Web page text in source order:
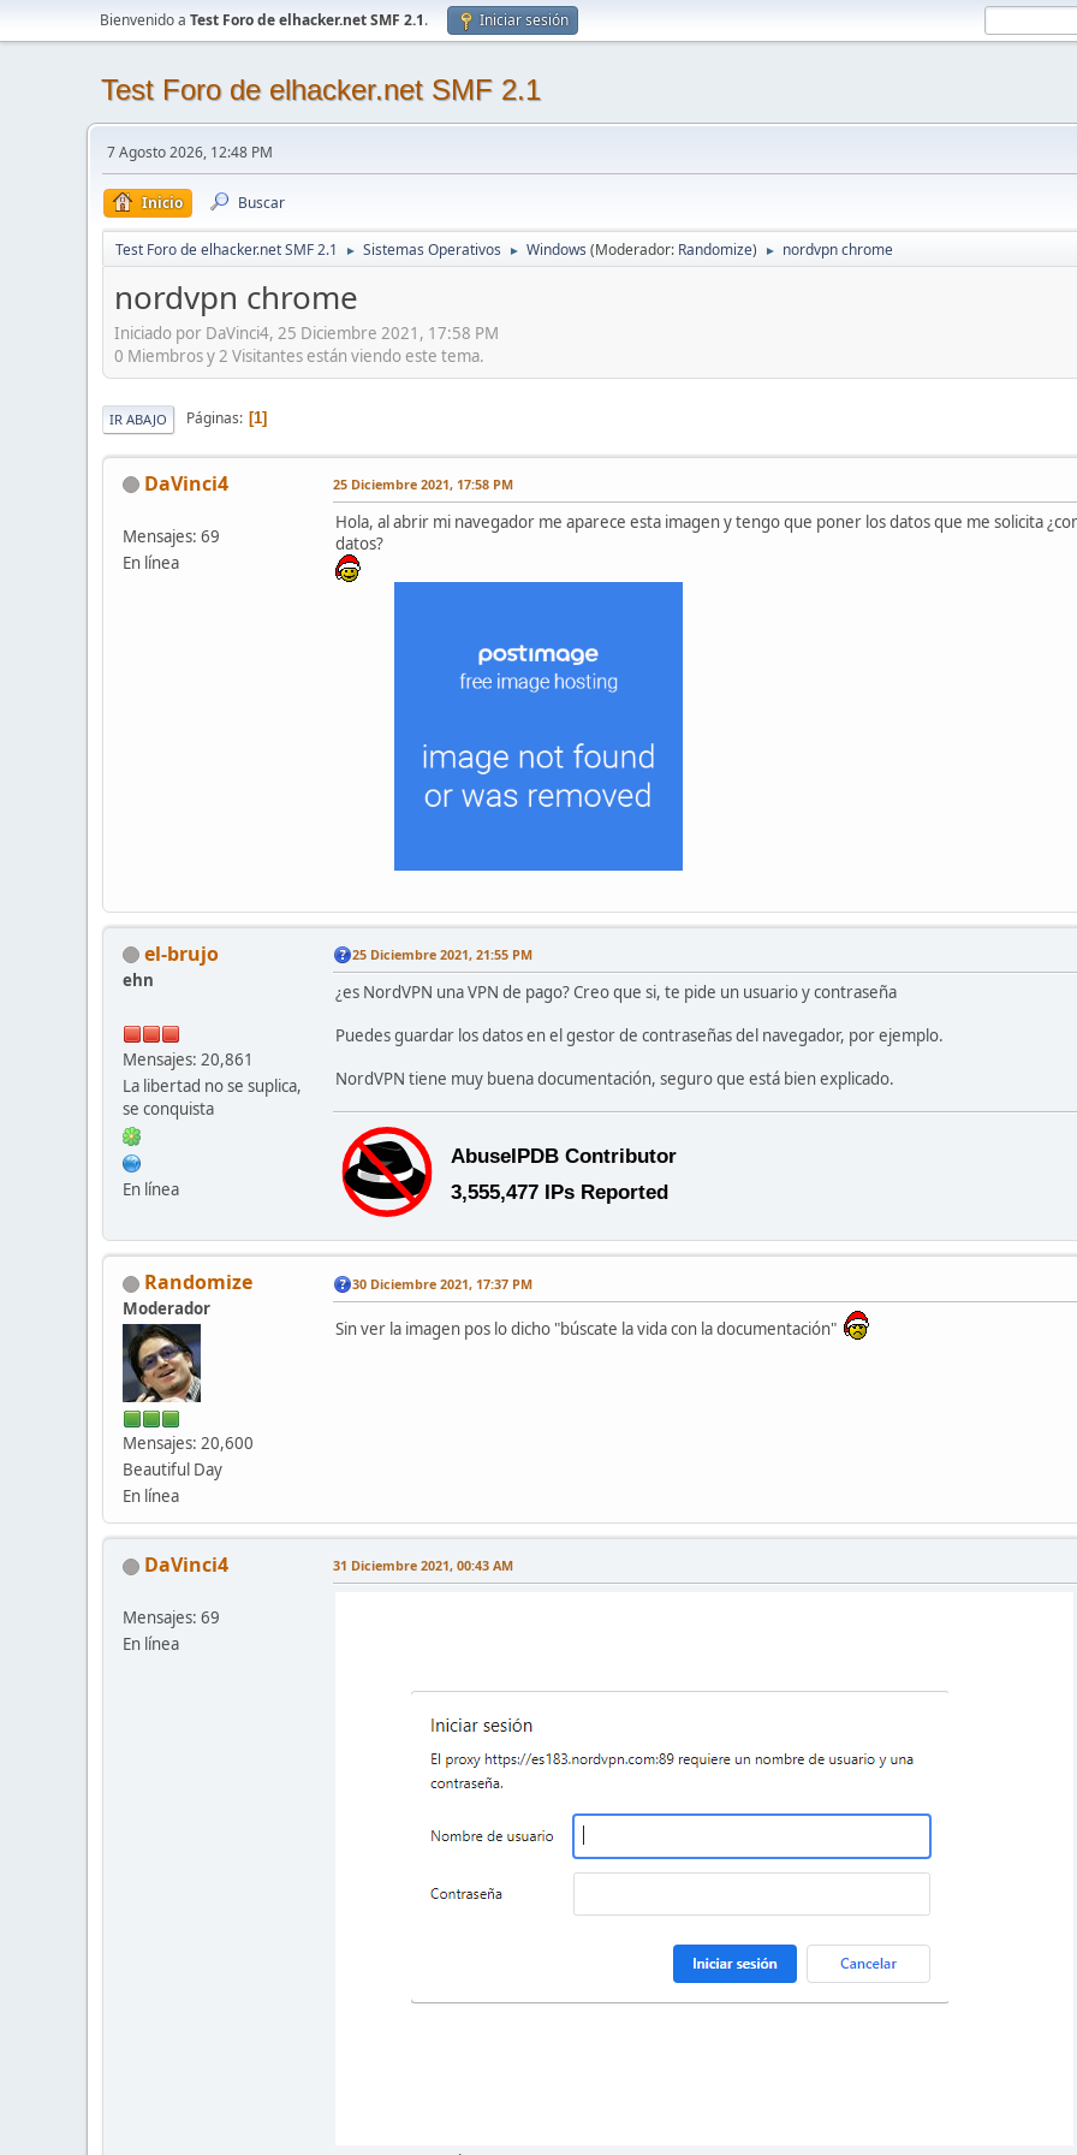
Bienvenido a Test Foro de elhacker.net SMF 2.1. Iniciar sesión
Test Foro de elhacker.net SMF 2.1
7 Agosto 2026, 12:48 PM
Inicio Buscar
Test Foro de elhacker.net SMF 2.1 ► Sistemas Operativos ► Windows (Moderador: Randomize) ► nordvpn chrome
nordvpn chrome
Iniciado por DaVinci4, 25 Diciembre 2021, 17:58 PM
0 Miembros y 2 Visitantes están viendo este tema.
IR ABAJO Páginas 1
DaVinci4
Mensajes: 69
En línea
25 Diciembre 2021, 17:58 PM
Hola, al abrir mi navegador me aparece esta imagen y tengo que poner los datos que me solicita
datos?
el-brujo
ehn
Mensajes: 20,861
La libertad no se suplica,
se conquista
En línea
25 Diciembre 2021, 21:55 PM
¿es NordVPN una VPN de pago? Creo que si, te pide un usuario y contraseña
Puedes guardar los datos en el gestor de contraseñas del navegador, por ejemplo.
NordVPN tiene muy buena documentación, seguro que está bien explicado.
Randomize
Moderador
Mensajes: 20,600
Beautiful Day
En línea
30 Diciembre 2021, 17:37 PM
Sin ver la imagen pos lo dicho "búscate la vida con la documentación"
DaVinci4
Mensajes: 69
En línea
31 Diciembre 2021, 00:43 AM